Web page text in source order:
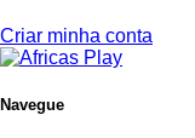
Criar minha conta
Navegue